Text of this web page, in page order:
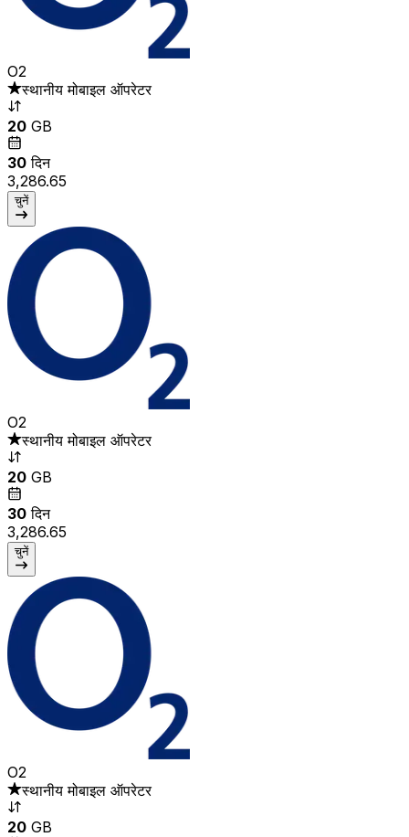
O2
स्थानीय मोबाइल ऑपरेटर
20 GB
30 दिन
₹3,286.65
चुनें
O2
स्थानीय मोबाइल ऑपरेटर
20 GB
30 दिन
₹3,286.65
चुनें
O2
स्थानीय मोबाइल ऑपरेटर
20 GB